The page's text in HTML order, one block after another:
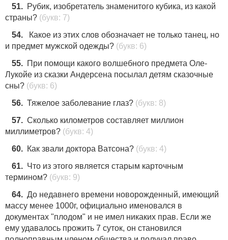
51. Рубик, изобретатель знаменитого кубика, из какой
страны? (букв: 7)
54.
Какое из этих слов обозначает не только танец, но
и предмет мужской одежды? (букв: 6)
55. При помощи какого волшебного предмета Оле-
Лукойе из сказки Андерсена посылал детям сказочные
сны? (букв: 6)
56. Тяжелое заболевание глаз? (букв: 8)
57. Сколько километров составляет миллион
миллиметров? (букв: 4)
60. Как звали доктора Ватсона? (букв: 4)
61. Что из этого является старым карточным
термином? (букв: 9)
64. До недавнего времени новорожденный, имеющий
массу менее 1000г, официально именовался в
документах "плодом" и не имел никаких прав. Если же
ему удавалось прожить 7 суток, он становился